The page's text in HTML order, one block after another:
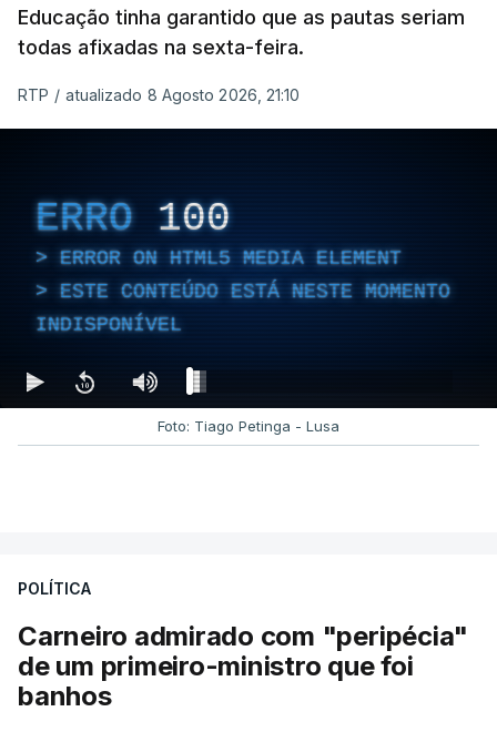
Educação tinha garantido que as pautas seriam
todas afixadas na sexta-feira.
RTP / atualizado 8 Agosto 2026, 21:10
ERRO 100
ERROR ON HTML5 MEDIA ELEMENT
ESTE CONTEÚDO ESTÁ NESTE MOMENTO
INDISPONÍVEL
Foto: Tiago Petinga - Lusa
POLÍTICA
Carneiro admirado com "peripécia"
de um primeiro-ministro que foi
banhos